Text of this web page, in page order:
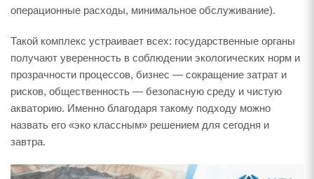
операционные расходы, минимальное обслуживание).
Такой комплекс устраивает всех: государственные органы
получают уверенность в соблюдении экологических норм и
прозрачности процессов, бизнес — сокращение затрат и
рисков, общественность — безопасную среду и чистую
акваторию. Именно благодаря такому подходу можно
назвать его «эко классным» решением для сегодня и
завтра.